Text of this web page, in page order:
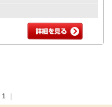
1